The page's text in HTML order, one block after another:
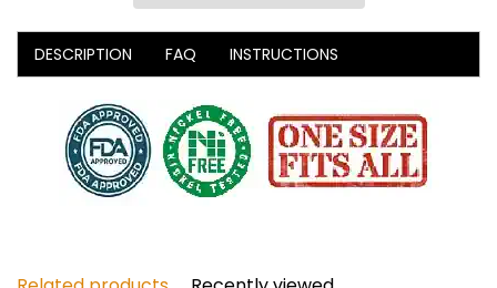
DESCRIPTION FAQ INSTRUCTIONS